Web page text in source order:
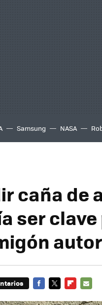
Samsung NASA
caña de
ser